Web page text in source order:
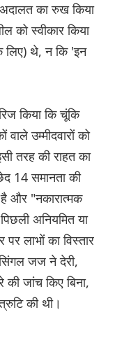
का रुख किया
को स्वीकार किया
लिए) थे, न कि 'इन
किया कि चूंकि
उम्मीदवारों को
तरह की राहत का
14 समानता की
है और "नकारात्मक
अनियमित या
पर लाभों का विस्तार
जज ने देरी,
जांच किए बिना,
की थी।